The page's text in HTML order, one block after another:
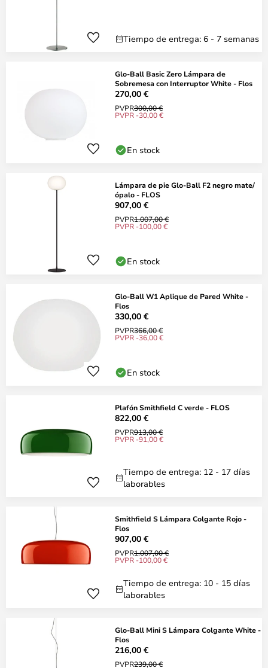
Tiempo de entrega: 6 - 7 semanas
Glo-Ball Basic Zero Lámpara de
Sobremesa con Interruptor White - Flos
270,00 €
PVPR300,00 €
PVPR -30,00 €
En stock
Lámpara de pie Glo-Ball F2 negro mate/
ópalo - FLOS
907,00 €
PVPR1.007,00 €
PVPR -100,00 €
En stock
Glo-Ball W1 Aplique de Pared White -
Flos
330,00 €
PVPR366,00 €
PVPR -36,00 €
En stock
Plafón Smithfield C verde - FLOS
822,00 €
PVPR913,00 €
PVPR -91,00 €
Tiempo de entrega: 12 - 17 días
laborables
Smithfield S Lámpara Colgante Rojo -
Flos
907,00 €
PVPR1.007,00 €
PVPR -100,00 €
Tiempo de entrega: 10 - 15 días
laborables
Glo-Ball Mini S Lámpara Colgante White -
Flos
216,00 €
PVPR239,00 €